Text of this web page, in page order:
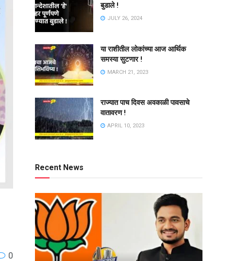
0
बुडाले !
JULY 26, 2024
या राशीतील लोकांच्या आज आर्थिक
समस्या सुटणार !
MARCH 21, 2023
राज्यात पाच दिवस अवकाळी पावसाचे
वातावरण !
APRIL 10, 2023
Recent News